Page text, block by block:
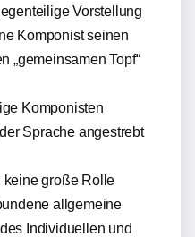
Vorstellung
Komponist seinen
„gemeinsamen Topf“
Komponisten
Sprache angestrebt
keine große Rolle
allgemeine
Individuellen und